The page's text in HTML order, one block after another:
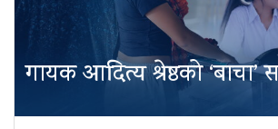
गायक आदित्य श्रेष्ठको ‘बाचा’